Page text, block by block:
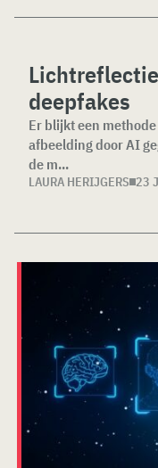
deepfakes
Er blijkt een
afbeelding door AI
de m...
LAURA HERIJGERS 23